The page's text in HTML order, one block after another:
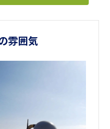
踏み出したい方、応援しま
雰囲気